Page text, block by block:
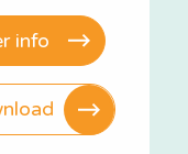
info